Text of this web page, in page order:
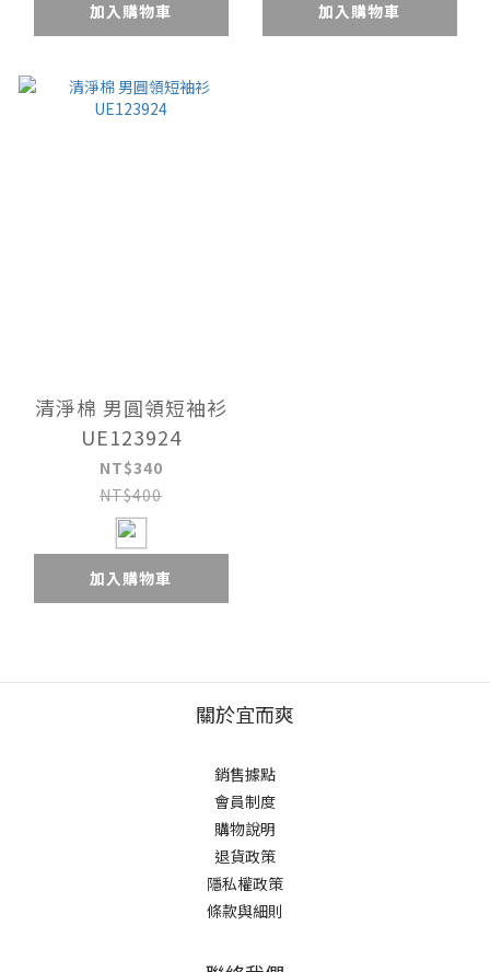
加入購物車 加入購物車
清淨棉 男圓領短袖衫
UE123924
NT$340
NT$400
加入購物車
關於宜而爽
銷售據點
會員制度
購物說明
退貨政策
隱私權政策
條款與細則